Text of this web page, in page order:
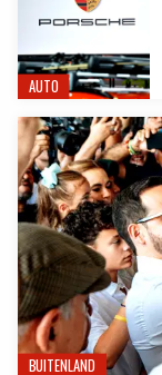
AUTO
BUITENLAND